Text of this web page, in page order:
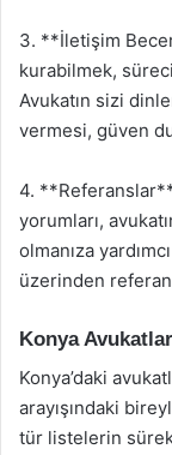
3. **İletişim
kurabilmek,
Avukatın sizi
vermesi, güven
4.
yorumları,
olmanıza
üzerinden
Konya
Konya’daki
arayışındaki
tür listelerin